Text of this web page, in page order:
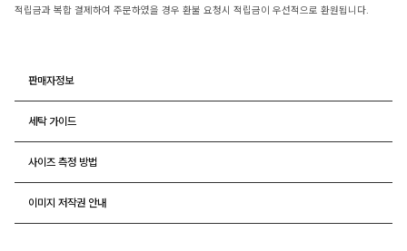
적립금과 복합 결제하여 주문하였을 경우 환불 요청시 적립금이 우선적으로 환원됩니다.
판매자정보
세탁 가이드
사이즈 측정 방법
이미지 저작권 안내